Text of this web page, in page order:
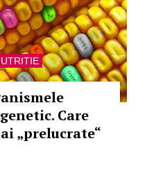
Care
„prelucrate“